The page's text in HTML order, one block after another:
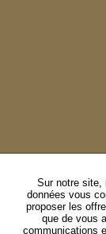
Sur notre site,
données vous
proposer les
que de vous
communications